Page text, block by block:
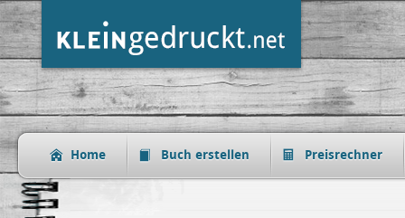
Home Buch erstellen Preisrechner